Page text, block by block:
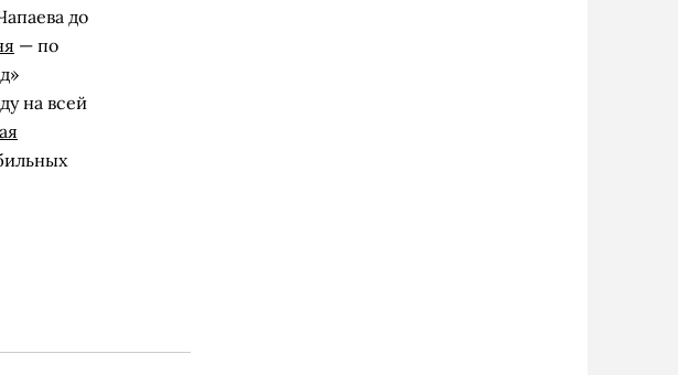
до
— по
на всей